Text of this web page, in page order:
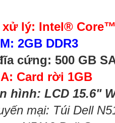
xử lý: Intel® Core™
2GB DDR3
cứng: 500 GB
Card rời 1GB
hình: LCD 15.6"
mại: Túi Dell